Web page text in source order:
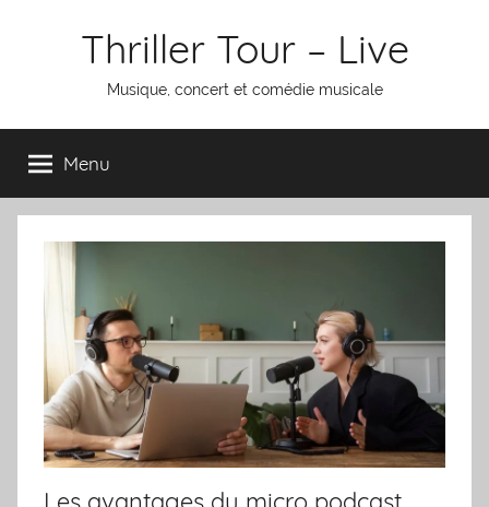
Thriller Tour – Live
Musique, concert et comédie musicale
Menu